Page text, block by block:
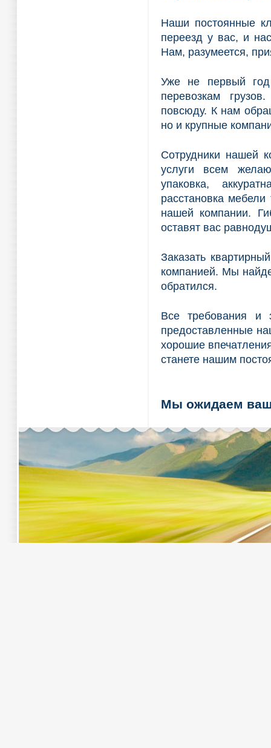
Наши постоянные
переезд у вас, и
Нам, разумеется,
Уже не первый год
перевозкам
повсюду. К нам
но и крупные
Сотрудники нашей
услуги всем
упаковка,
расстановка
нашей компании.
оставят вас
Заказать
компанией. Мы
обратился.
Все требования и
предоставленные
хорошие
станете нашим
Мы ожидаем